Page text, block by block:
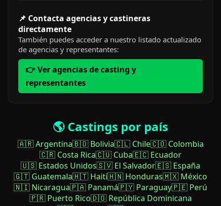
📌 Contacta agencias y castineras
directamente
También puedes acceder a nuestro listado actualizado
de agencias y representantes:
👉 Ver agencias de casting y
representantes
🌎 Castings por país
🇦🇷 Argentina🇧🇴 Bolivia🇨🇱 Chile🇨🇴 Colombia
🇨🇷 Costa Rica🇨🇺 Cuba🇪🇨 Ecuador
🇺🇸 Estados Unidos🇸🇻 El Salvador🇪🇸 España
🇬🇹 Guatemala🇭🇹 Haití🇭🇳 Honduras🇲🇽 México
🇳🇮 Nicaragua🇵🇦 Panamá🇵🇾 Paraguay🇵🇪 Perú
🇵🇷 Puerto Rico🇩🇴 República Dominicana